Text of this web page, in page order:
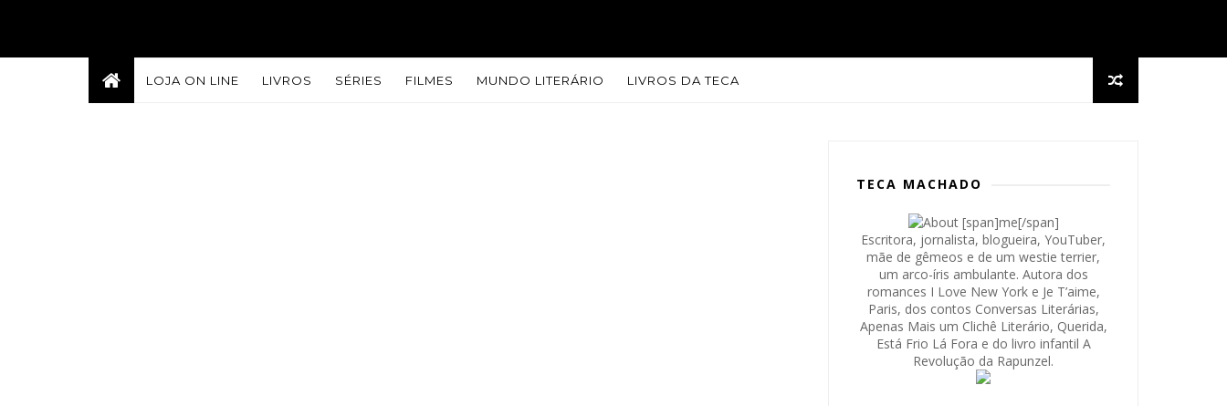
LOJA ON LINE LIVROS SÉRIES FILMES MUNDO LITERÁRIO LIVROS DA TECA
TECA MACHADO
Escritora, jornalista, blogueira, YouTuber,
mãe de gêmeos e de um westie terrier,
um arco-íris ambulante. Autora dos
romances I Love New York e Je T’aime,
Paris, dos contos Conversas Literárias,
Apenas Mais um Clichê Literário, Querida,
Está Frio Lá Fora e do livro infantil A
Revolução da Rapunzel.